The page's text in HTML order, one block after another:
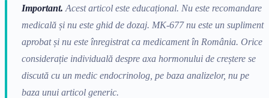
Important. Acest articol este educațional. Nu este recomandare
medicală și nu este ghid de dozaj. MK-677 nu este un supliment
aprobat și nu este înregistrat ca medicament în România. Orice
considerație individuală despre axa hormonului de creștere se
discută cu un medic endocrinolog, pe baza analizelor, nu pe
baza unui articol generic.